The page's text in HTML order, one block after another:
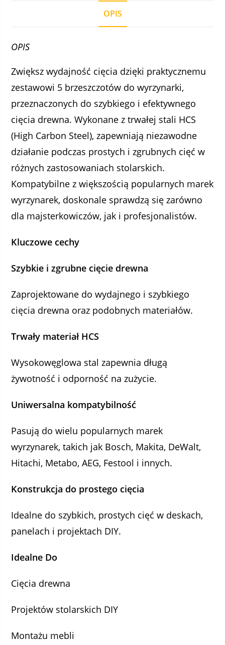
OPIS
OPIS
Zwiększ wydajność cięcia dzięki praktycznemu
zestawowi 5 brzeszczotów do wyrzynarki,
przeznaczonych do szybkiego i efektywnego
cięcia drewna. Wykonane z trwałej stali HCS
(High Carbon Steel), zapewniają niezawodne
działanie podczas prostych i zgrubnych cięć w
różnych zastosowaniach stolarskich.
Kompatybilne z większością popularnych marek
wyrzynarek, doskonale sprawdzą się zarówno
dla majsterkowiczów, jak i profesjonalistów.
Kluczowe cechy
Szybkie i zgrubne cięcie drewna
Zaprojektowane do wydajnego i szybkiego
cięcia drewna oraz podobnych materiałów.
Trwały materiał HCS
Wysokowęglowa stal zapewnia długą
żywotność i odporność na zużycie.
Uniwersalna kompatybilność
Pasują do wielu popularnych marek
wyrzynarek, takich jak Bosch, Makita, DeWalt,
Hitachi, Metabo, AEG, Festool i innych.
Konstrukcja do prostego cięcia
Idealne do szybkich, prostych cięć w deskach,
panelach i projektach DIY.
Idealne Do
Cięcia drewna
Projektów stolarskich DIY
Montażu mebli